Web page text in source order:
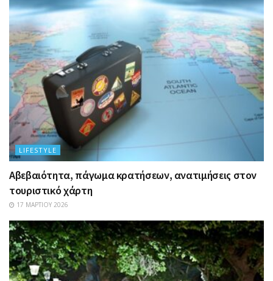
LIFESTYLE
Αβεβαιότητα, πάγωμα κρατήσεων, ανατιμήσεις στον
τουριστικό χάρτη
17 ΜΑΡΤΊΟΥ 2026